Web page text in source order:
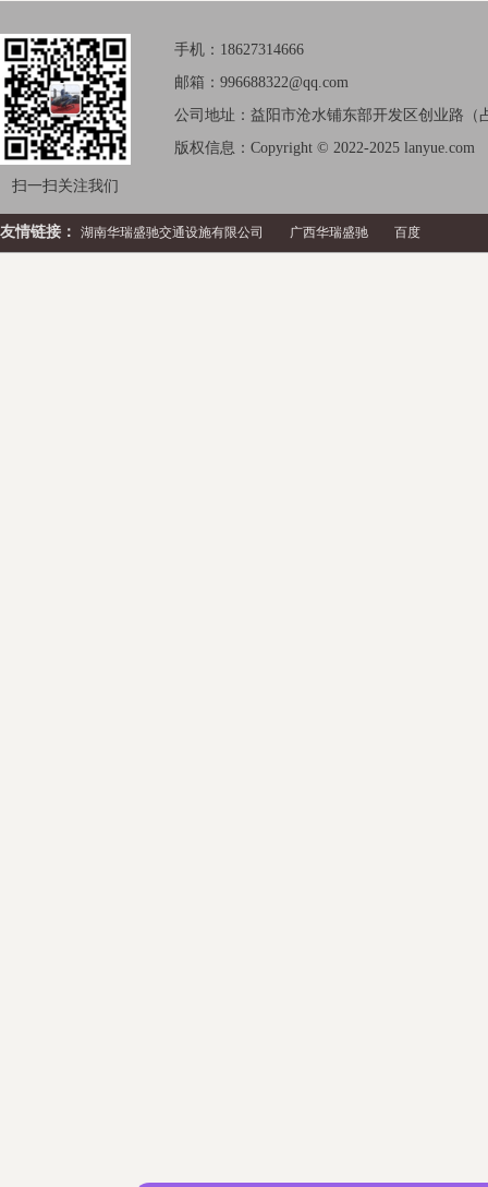
扫一扫关注我们
手机：18627314666
邮箱：996688322@qq.com
公司地址：益阳市沧水铺东部开发区创业路（
版权信息：Copyright © 2022-2025 lanyue.com
友情链接： 湖南华瑞盛驰交通设施有限公司 广西华瑞盛驰 百度